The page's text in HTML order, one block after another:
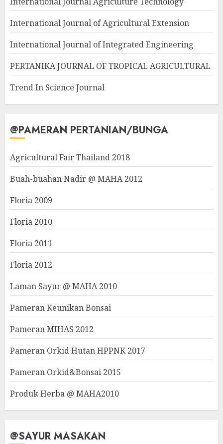
International Journal of Agricultural Extension
International Journal of Integrated Engineering
PERTANIKA JOURNAL OF TROPICAL AGRICULTURAL
Trend In Science Journal
@PAMERAN PERTANIAN/BUNGA
Agricultural Fair Thailand 2018
Buah-buahan Nadir @ MAHA 2012
Floria 2009
Floria 2010
Floria 2011
Floria 2012
Laman Sayur @ MAHA 2010
Pameran Keunikan Bonsai
Pameran MIHAS 2012
Pameran Orkid Hutan HPPNK 2017
Pameran Orkid&Bonsai 2015
Produk Herba @ MAHA2010
@SAYUR MASAKAN